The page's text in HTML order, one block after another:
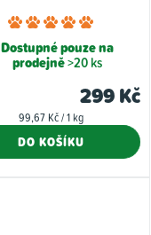
je
5,0
z
Dostupné pouze na
prodejně>20 ks
299 Kč
Měrná
99,67 Kč / 1 kg
DO KOŠÍKU